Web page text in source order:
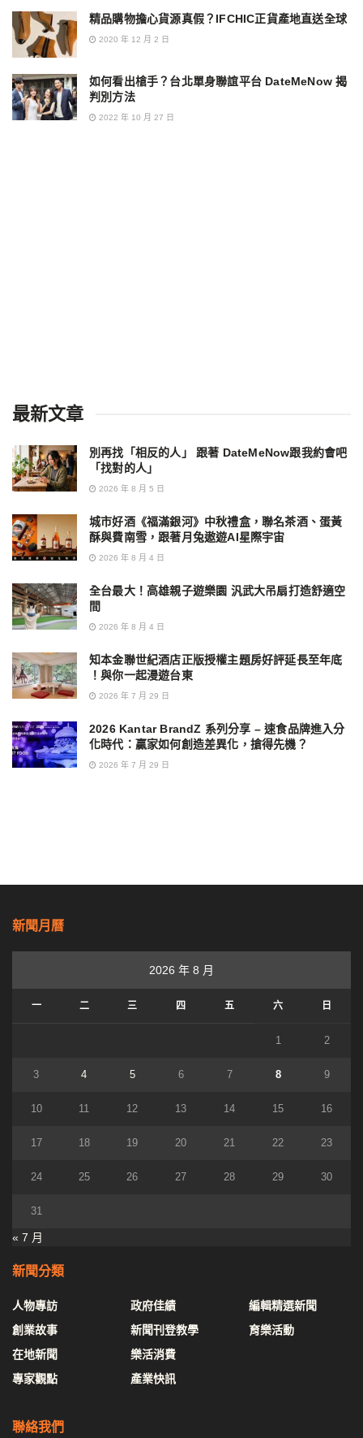
精品購物擔心貨源真假？IFCHIC正貨產地直送全球
2020 年 12 月 2 日
如何看出槍手？台北單身聯誼平台 DateMeNow 揭
判別方法
2022 年 10 月 27 日
最新文章
別再找「相反的人」 跟著 DateMeNow跟我約會吧
「找對的人」
2026 年 8 月 5 日
城市好酒《福滿銀河》中秋禮盒，聯名茶酒、蛋黃
酥與費南雪，跟著月兔遨遊AI星際宇宙
2026 年 8 月 4 日
全台最大！高雄親子遊樂園 汎武大吊扇打造舒適空
間
2026 年 8 月 4 日
知本金聯世紀酒店正版授權主題房好評延長至年底
！與你一起漫遊台東
2026 年 7 月 29 日
2026 Kantar BrandZ 系列分享 – 速食品牌進入分
化時代：贏家如何創造差異化，搶得先機？
2026 年 7 月 29 日
新聞月曆
2026 年 8 月
一 二 三 四 五 六 日
1 2
3 4 5 6 7 8 9
10 11 12 13 14 15 16
17 18 19 20 21 22 23
24 25 26 27 28 29 30
31
« 7 月
新聞分類
人物專訪
創業故事
在地新聞
專家觀點
政府佳績
新聞刊登教學
樂活消費
產業快訊
編輯精選新聞
育樂活動
聯絡我們